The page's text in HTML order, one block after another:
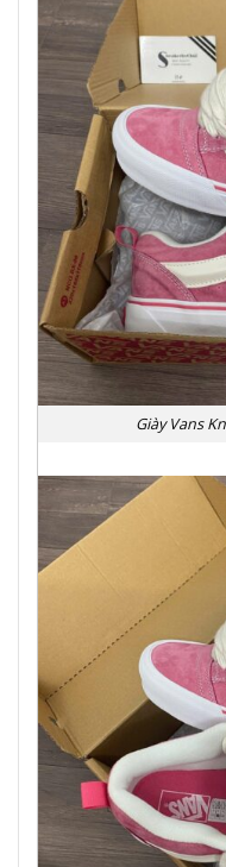
Giày Vans